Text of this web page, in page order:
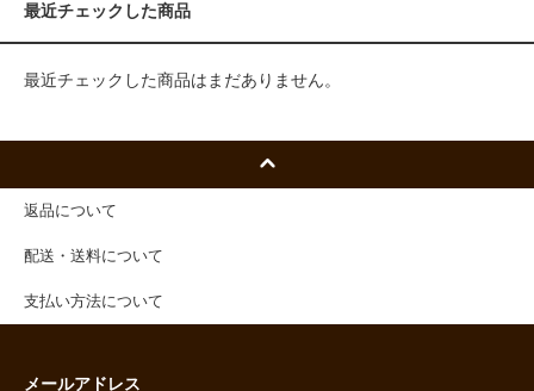
最近チェックした商品
最近チェックした商品はまだありません。
返品について
配送・送料について
支払い方法について
メールアドレス